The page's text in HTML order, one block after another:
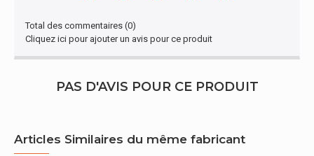
Total des commentaires (0)
Cliquez ici pour ajouter un avis pour ce produit
PAS D'AVIS POUR CE PRODUIT
Articles Similaires du même fabricant